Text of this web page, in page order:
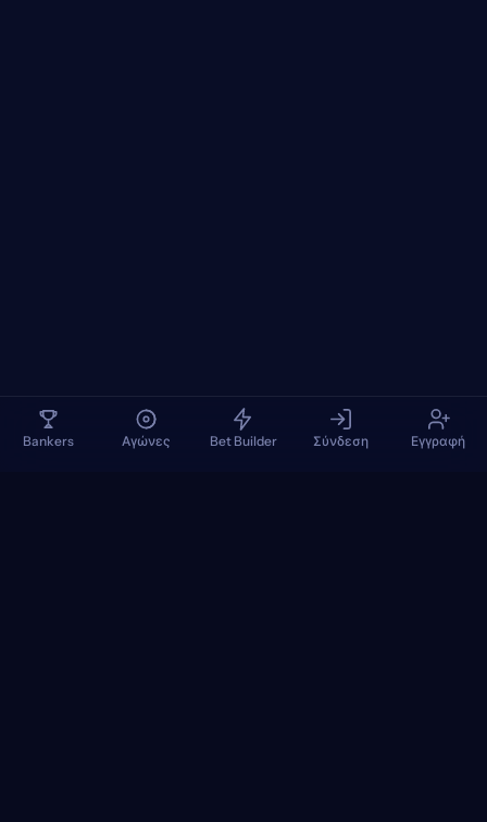
Bankers Αγώνες Bet Builder Σύνδεση Εγγραφή